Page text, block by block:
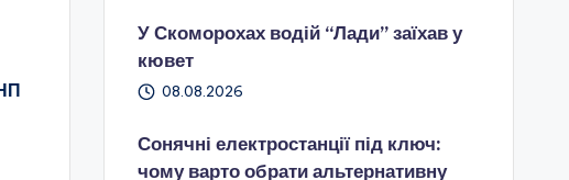
У Скоморохах водій “Лади” заїхав у
кювет
08.08.2026
Сонячні електростанції під ключ:
чому варто обрати альтернативну